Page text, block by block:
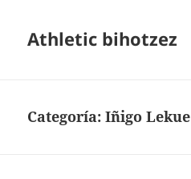
Athletic bihotzez
Categoría:Iñigo Lekue